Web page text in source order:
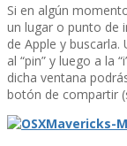
Si en algún
un lugar o punto de
de Apple y
al “pin” y luego a la
dicha ventana
botón de compartir